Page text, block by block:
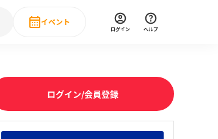
ンタビュー
イベント
直近のイベント一覧
ログイン ヘルプ
ログイン/会員登録